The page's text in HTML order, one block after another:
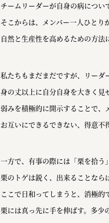
チームリーダーが自身の病につ
そこからは、メンバー一人ひとり
自然と生産性を高めるための方法
私たちもまだまだですが、リーダ
身の丈以上に自分自身を大きく見
弱みを積極的に開示することで、
お互いにできるできない、得意不
一方で、有事の際には「栗を拾う
栗のトゲは鋭く、出来ることなら
ここで日和ってしまうと、消極
栗には真っ先に手を伸ばす。多少